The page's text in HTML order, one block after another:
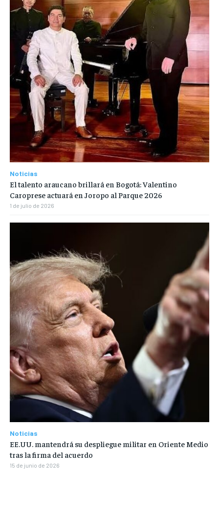
Noticias
El talento araucano brillará en Bogotá: Valentino
Caroprese actuará en Joropo al Parque 2026
1 de julio de 2026
Noticias
EE.UU. mantendrá su despliegue militar en Oriente Medio
tras la firma del acuerdo
15 de junio de 2026